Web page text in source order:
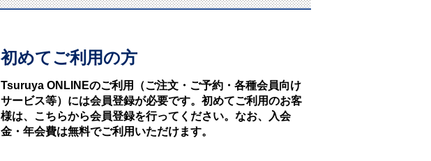
初めてご利用の方
Tsuruya ONLINEのご利用（ご注文・ご予約・各種会員向け
サービス等）には会員登録が必要です。初めてご利用のお客
様は、こちらから会員登録を行ってください。なお、入会
金・年会費は無料でご利用いただけます。